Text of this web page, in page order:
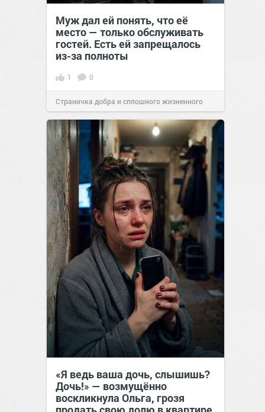
Муж дал ей понять, что её
место — только обслуживать
гостей. Есть ей запрещалось
из-за полноты
1 0
Страничка добра и сплошного жизненного
позитива!00:2807 авг 2026
«Я ведь ваша дочь, слышишь?
Дочь!» — возмущённо
воскликнула Ольга, грозя